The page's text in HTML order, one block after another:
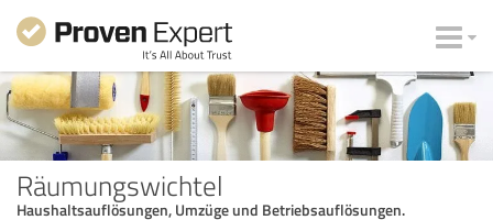
Räumungswichtel
Haushaltsauflösungen, Umzüge und Betriebsauflösungen.